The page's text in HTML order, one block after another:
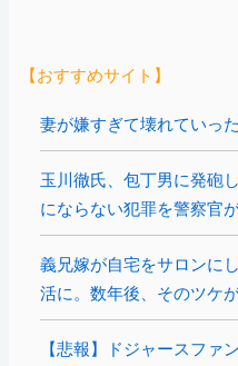
【おすすめサイト】
妻が嫌すぎて壊れていっ
玉川徹氏、包丁男に発砲
にならない犯罪を警察官
義兄嫁が自宅をサロンに
活に。数年後、そのツケ
【悲報】ドジャースファ